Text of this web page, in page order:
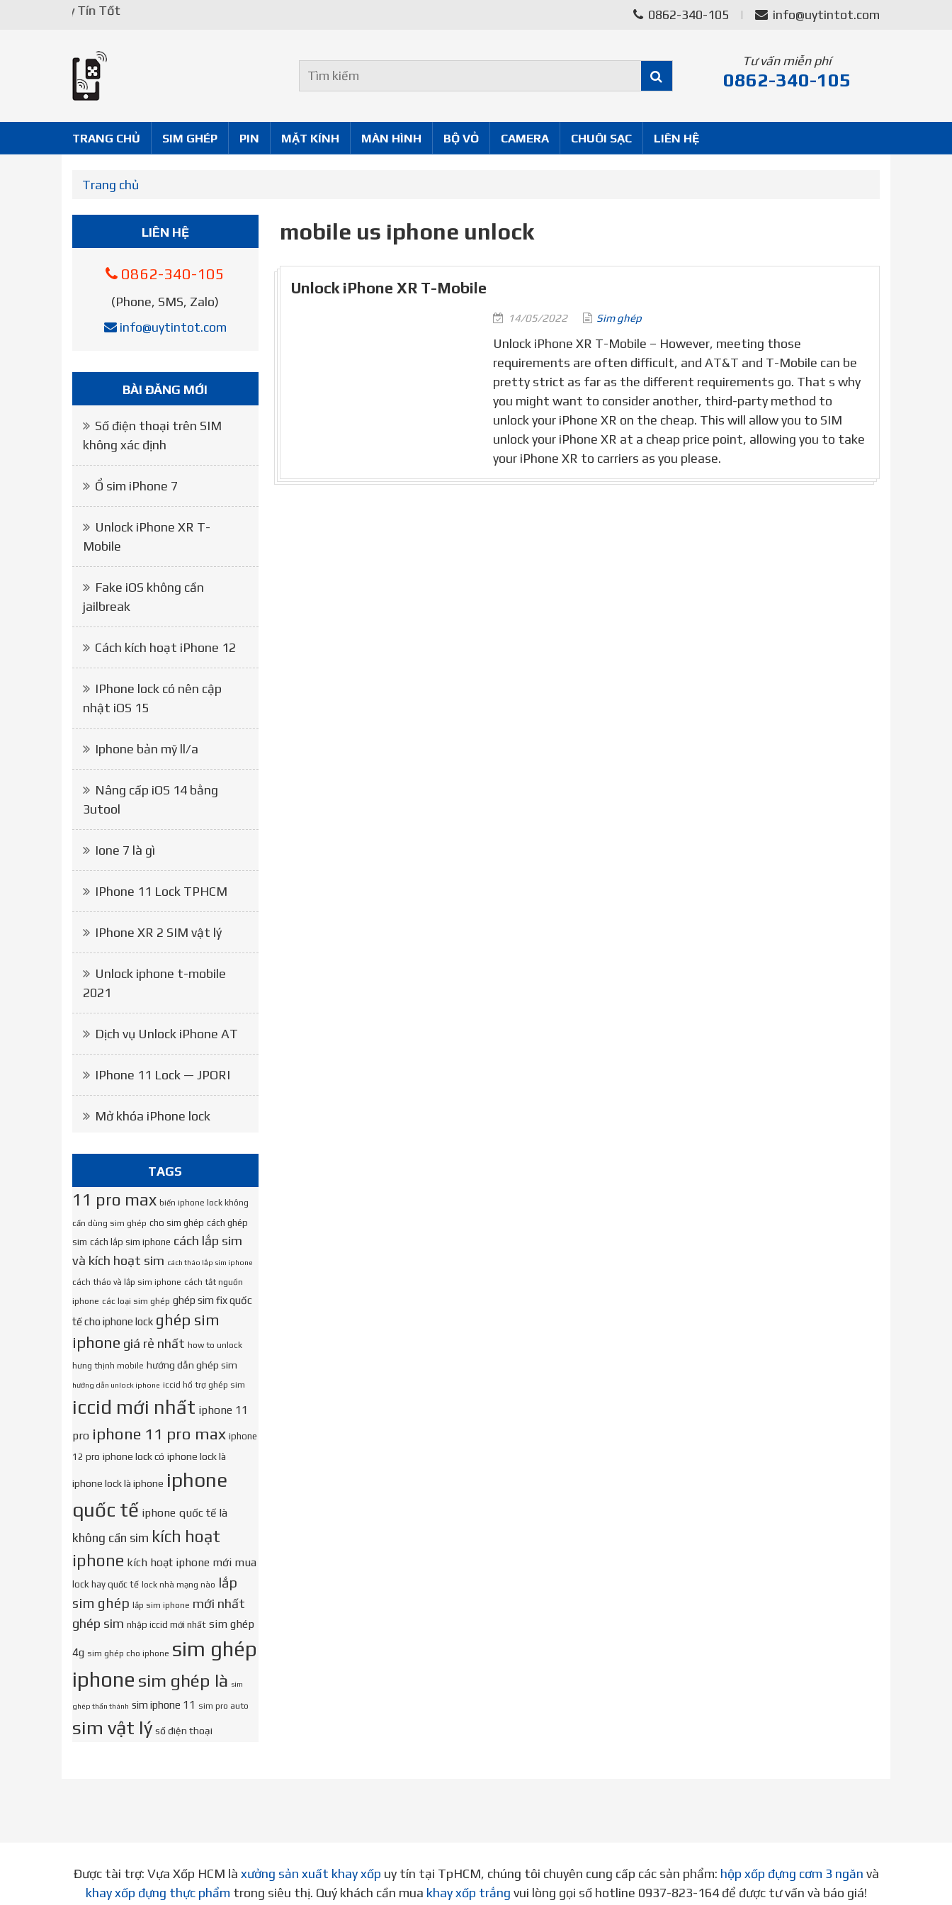
Uy Tín Tốt 0862-340-105 info@uytintot.com
Tư vấn miễn phí
0862-340-105
TRANG CHỦ SIM GHÉP PIN MẶT KÍNH MÀN HÌNH BỘ VỎ CAMERA CHUÔI SẠC LIÊN HỆ
Trang chủ
mobile us iphone unlock
Unlock iPhone XR T-Mobile
14/05/2022 Sim ghép
Unlock iPhone XR T-Mobile – However, meeting those
requirements are often difficult, and AT&T and T-Mobile can be
pretty strict as far as the different requirements go. That s why
you might want to consider another, third-party method to
unlock your iPhone XR on the cheap. This will allow you to SIM
unlock your iPhone XR at a cheap price point, allowing you to take
your iPhone XR to carriers as you please.
LIÊN HỆ
0862-340-105
(Phone, SMS, Zalo)
info@uytintot.com
BÀI ĐĂNG MỚI
Số điện thoại trên SIM
không xác định
Ổ sim iPhone 7
Unlock iPhone XR T-
Mobile
Fake iOS không cần
jailbreak
Cách kích hoạt iPhone 12
IPhone lock có nên cập
nhật iOS 15
Iphone bản mỹ ll/a
Nâng cấp iOS 14 bằng
3utool
Ione 7 là gì
IPhone 11 Lock TPHCM
IPhone XR 2 SIM vật lý
Unlock iphone t-mobile
2021
Dịch vụ Unlock iPhone AT
IPhone 11 Lock — JPORI
Mở khóa iPhone lock
TAGS
11 pro max biến iphone lock không
cần dùng sim ghép cho sim ghép cách ghép
sim cách lắp sim iphone cách lắp sim
và kích hoạt sim cách tháo lắp sim iphone
cách tháo và lắp sim iphone cách tắt nguồn
iphone các loại sim ghép ghép sim fix quốc
tế cho iphone lock ghép sim
iphone giá rẻ nhất how to unlock
hưng thịnh mobile hướng dẫn ghép sim
hướng dẫn unlock iphone iccid hổ trợ ghép sim
iccid mới nhất iphone 11
pro iphone 11 pro max iphone
12 pro iphone lock có iphone lock là
iphone lock là iphone iphone
quốc tế iphone quốc tế là
không cần sim kích hoạt
iphone kích hoạt iphone mới mua
lock hay quốc tế lock nhà mạng nào lắp
sim ghép lắp sim iphone mới nhất
ghép sim nhập iccid mới nhất sim ghép
4g sim ghép cho iphone sim ghép
iphone sim ghép là sim
ghép thần thánh sim iphone 11 sim pro auto
sim vật lý số điện thoại
Được tài trợ: Vựa Xốp HCM là xưởng sản xuất khay xốp uy tín tại TpHCM, chúng tôi chuyên cung cấp các sản phẩm: hộp xốp đựng cơm 3 ngăn và
khay xốp đựng thực phẩm trong siêu thị. Quý khách cần mua khay xốp trắng vui lòng gọi số hotline 0937-823-164 để được tư vấn và báo giá!